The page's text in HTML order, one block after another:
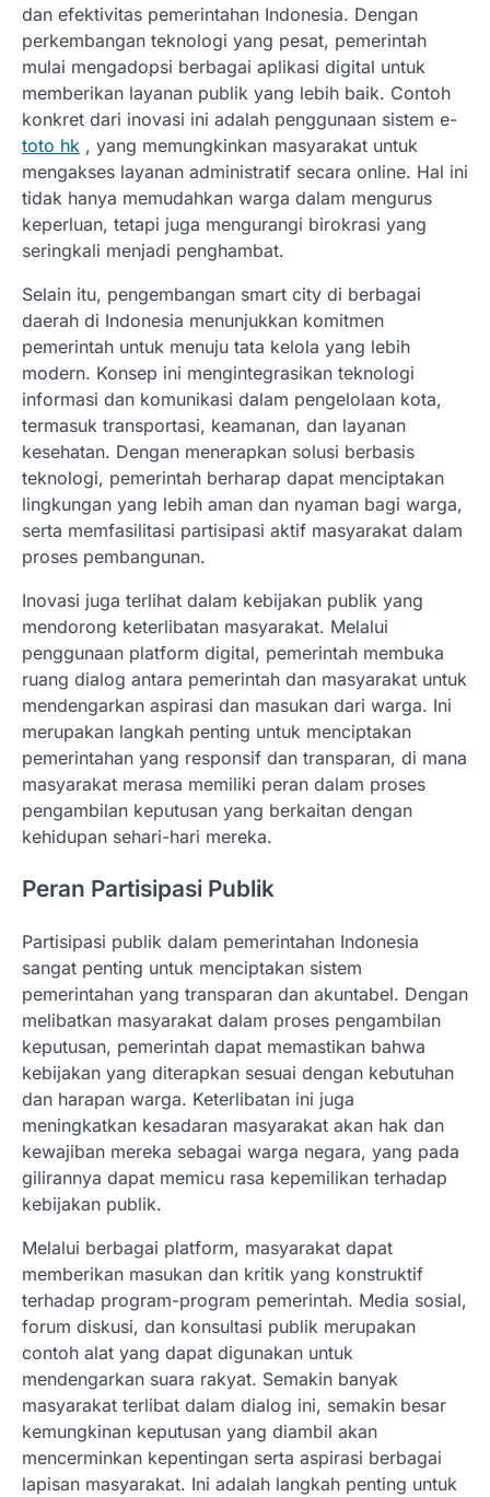
dan efektivitas pemerintahan Indonesia. Dengan
perkembangan teknologi yang pesat, pemerintah
mulai mengadopsi berbagai aplikasi digital untuk
memberikan layanan publik yang lebih baik. Contoh
konkret dari inovasi ini adalah penggunaan sistem e-
toto hk , yang memungkinkan masyarakat untuk
mengakses layanan administratif secara online. Hal ini
tidak hanya memudahkan warga dalam mengurus
keperluan, tetapi juga mengurangi birokrasi yang
seringkali menjadi penghambat.
Selain itu, pengembangan smart city di berbagai
daerah di Indonesia menunjukkan komitmen
pemerintah untuk menuju tata kelola yang lebih
modern. Konsep ini mengintegrasikan teknologi
informasi dan komunikasi dalam pengelolaan kota,
termasuk transportasi, keamanan, dan layanan
kesehatan. Dengan menerapkan solusi berbasis
teknologi, pemerintah berharap dapat menciptakan
lingkungan yang lebih aman dan nyaman bagi warga,
serta memfasilitasi partisipasi aktif masyarakat dalam
proses pembangunan.
Inovasi juga terlihat dalam kebijakan publik yang
mendorong keterlibatan masyarakat. Melalui
penggunaan platform digital, pemerintah membuka
ruang dialog antara pemerintah dan masyarakat untuk
mendengarkan aspirasi dan masukan dari warga. Ini
merupakan langkah penting untuk menciptakan
pemerintahan yang responsif dan transparan, di mana
masyarakat merasa memiliki peran dalam proses
pengambilan keputusan yang berkaitan dengan
kehidupan sehari-hari mereka.
Peran Partisipasi Publik
Partisipasi publik dalam pemerintahan Indonesia
sangat penting untuk menciptakan sistem
pemerintahan yang transparan dan akuntabel. Dengan
melibatkan masyarakat dalam proses pengambilan
keputusan, pemerintah dapat memastikan bahwa
kebijakan yang diterapkan sesuai dengan kebutuhan
dan harapan warga. Keterlibatan ini juga
meningkatkan kesadaran masyarakat akan hak dan
kewajiban mereka sebagai warga negara, yang pada
gilirannya dapat memicu rasa kepemilikan terhadap
kebijakan publik.
Melalui berbagai platform, masyarakat dapat
memberikan masukan dan kritik yang konstruktif
terhadap program-program pemerintah. Media sosial,
forum diskusi, dan konsultasi publik merupakan
contoh alat yang dapat digunakan untuk
mendengarkan suara rakyat. Semakin banyak
masyarakat terlibat dalam dialog ini, semakin besar
kemungkinan keputusan yang diambil akan
mencerminkan kepentingan serta aspirasi berbagai
lapisan masyarakat. Ini adalah langkah penting untuk